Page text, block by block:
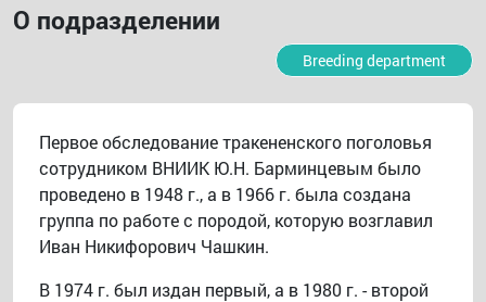
О подразделении
Breeding department
Первое обследование тракененского поголовья
сотрудником ВНИИК Ю.Н. Барминцевым было
проведено в 1948 г., а в 1966 г. была создана
группа по работе с породой, которую возглавил
Иван Никифорович Чашкин.
В 1974 г. был издан первый, а в 1980 г. - второй